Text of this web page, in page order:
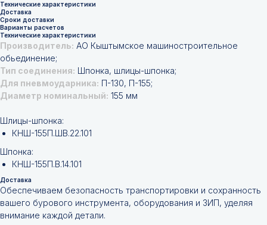
Технические характеристики
Доставка
Сроки доставки
Варианты расчетов
Технические характеристики
Производитель: АО Кыштымское машиностроительное
обьединение;
Тип соединения: Шпонка, шлицы-шпонка;
Для пневмоударника: П-130, П-155;
Диаметр номинальный: 155 мм
Шлицы-шпонка:
КНШ-155П.ШВ.22.101
Шпонка:
КНШ-155П.В.14.101
Доставка
Обеспечиваем безопасность транспортировки и сохранность
вашего бурового инструмента, оборудования и ЗИП, уделяя
внимание каждой детали.